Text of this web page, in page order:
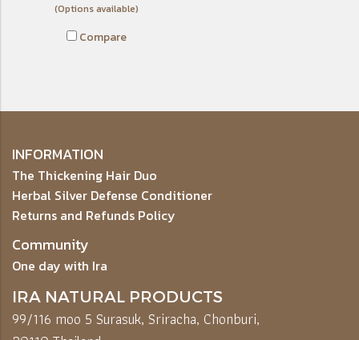
(Options available)
Compare
INFORMATION
The Thickening Hair Duo
Herbal Silver Defense Conditioner
Returns and Refunds Policy
Community
One day with Ira
IRA NATURAL PRODUCTS
99/116 moo 5 Surasuk, Sriracha, Chonburi,